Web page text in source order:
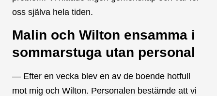
oss själva hela tiden.
Malin och Wilton ensamma i
sommarstuga utan personal
— Efter en vecka blev en av de boende hotfull
mot mig och Wilton. Personalen bestämde att vi